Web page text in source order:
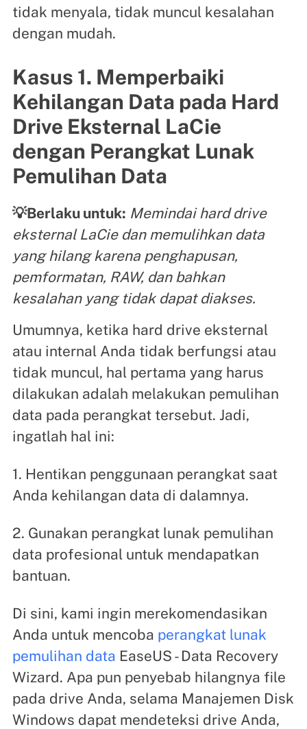
tidak menyala, tidak muncul kesalahan
dengan mudah.
Kasus 1. Memperbaiki
Kehilangan Data pada Hard
Drive Eksternal LaCie
dengan Perangkat Lunak
Pemulihan Data
💡Berlaku untuk: Memindai hard drive
eksternal LaCie dan memulihkan data
yang hilang karena penghapusan,
pemformatan, RAW, dan bahkan
kesalahan yang tidak dapat diakses.
Umumnya, ketika hard drive eksternal
atau internal Anda tidak berfungsi atau
tidak muncul, hal pertama yang harus
dilakukan adalah melakukan pemulihan
data pada perangkat tersebut. Jadi,
ingatlah hal ini:
1. Hentikan penggunaan perangkat saat
Anda kehilangan data di dalamnya.
2. Gunakan perangkat lunak pemulihan
data profesional untuk mendapatkan
bantuan.
Di sini, kami ingin merekomendasikan
Anda untuk mencoba perangkat lunak
pemulihan data EaseUS - Data Recovery
Wizard. Apa pun penyebab hilangnya file
pada drive Anda, selama Manajemen Disk
Windows dapat mendeteksi drive Anda,